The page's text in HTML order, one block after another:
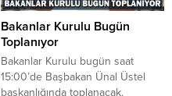
otellerinde hayata geçirdiği büyük
ölçekli yer altı otopark
projeleriyle...
Bakanlar Kurulu Bugün
Toplanıyor
Bakanlar Kurulu bugün saat
15:00’de Başbakan Ünal Üstel
başkanlığında toplanacak.